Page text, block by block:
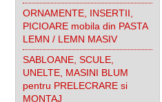
ORNAMENTE, INSERTII,
PICIOARE mobila din PASTA
LEMN / LEMN MASIV
SABLOANE, SCULE,
UNELTE, MASINI BLUM
pentru PRELECRARE si
MONTAJ